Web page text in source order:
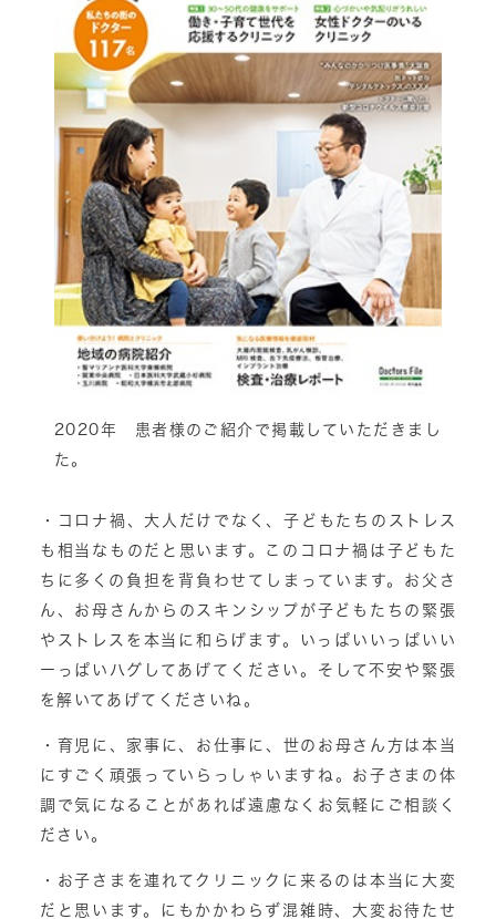
2020年 患者様のご紹介で掲載していただきまし
た。
・コロナ禍、大人だけでなく、子どもたちのストレス
も相当なものだと思います。このコロナ禍は子どもた
ちに多くの負担を背負わせてしまっています。お父さ
ん、お母さんからのスキンシップが子どもたちの緊張
やストレスを本当に和らげます。いっぱいいっぱいい
ーっぱいハグしてあげてください。そして不安や緊張
を解いてあげてくださいね。
・育児に、家事に、お仕事に、世のお母さん方は本当
にすごく頑張っていらっしゃいますね。お子さまの体
調で気になることがあれば遠慮なくお気軽にご相談く
ださい。
・お子さまを連れてクリニックに来るのは本当に大変
だと思います。にもかかわらず混雑時、大変お待たせ